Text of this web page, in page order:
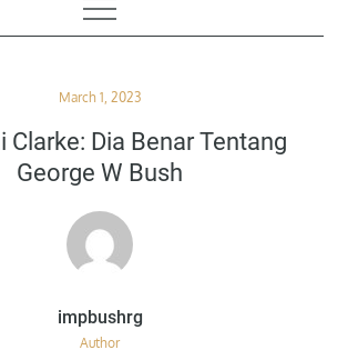
Posted
March 1, 2023
Clarke: Dia Benar Tentang
George W Bush
Author